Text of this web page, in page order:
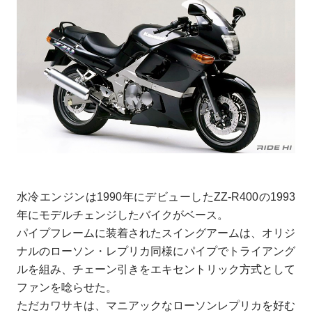
水冷エンジンは1990年にデビューしたZZ-R400の1993
年にモデルチェンジしたバイクがベース。
パイプフレームに装着されたスイングアームは、オリジ
ナルのローソン・レプリカ同様にパイプでトライアング
ルを組み、チェーン引きをエキセントリック方式として
ファンを唸らせた。
ただカワサキは、マニアックなローソンレプリカを好む